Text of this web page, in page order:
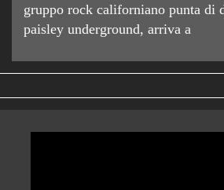
gruppo rock californiano punta di
paisley underground, arriva a